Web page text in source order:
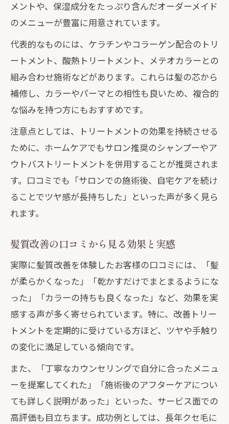
メントや、保湿成分をたっぷり含んだオーダーメイド
のメニューが豊富に用意されています。
代表的なものには、ケラチンやコラーゲン配合のトリ
ートメント、酸熱トリートメント、メテオカラーとの
組み合わせ施術などがあります。これらは髪の芯から
補修し、カラーやパーマとの相性も良いため、複合的
な悩みを持つ方にもおすすめです。
注意点としては、トリートメントの効果を持続させる
ために、ホームケアでもサロン推奨のシャンプーやア
ウトバストリートメントを併用することが推奨されま
す。口コミでも「サロンでの施術後、自宅ケアを続け
ることでツヤ感が長持ちした」といった声が多く見ら
れます。
髪質改善の口コミから見る効果と実感
実際に髪質改善を体験したお客様の口コミには、「髪
が柔らかくなった」「乾かすだけでまとまるようにな
った」「カラーの持ちも良くなった」など、効果を実
感する声が多く寄せられています。特に、改善トリー
トメントを定期的に受けている方ほど、ツヤや手触り
の変化に満足している傾向です。
また、「丁寧なカウンセリングで自分に合ったメニュ
ーを提案してくれた」「施術後のアフターケアについ
ても詳しく説明があった」といった、サービス面での
高評価も目立ちます。成功例としては、長年クセ毛に